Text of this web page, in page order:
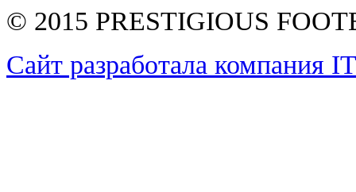
© 2015 PRESTIGIOUS
Сайт разработала компания